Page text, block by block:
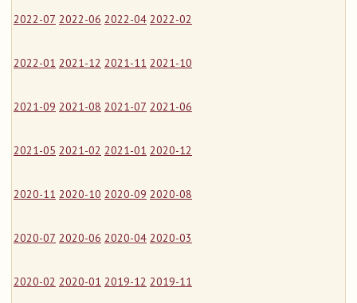
2022-07 2022-06 2022-04 2022-02
2022-01 2021-12 2021-11 2021-10
2021-09 2021-08 2021-07 2021-06
2021-05 2021-02 2021-01 2020-12
2020-11 2020-10 2020-09 2020-08
2020-07 2020-06 2020-04 2020-03
2020-02 2020-01 2019-12 2019-11